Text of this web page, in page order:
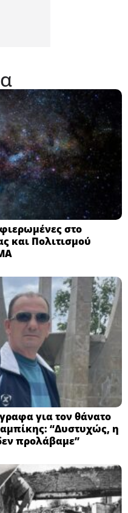
στο
και Πολιτισμού
για τον θάνατο
“Δυστυχώς, η
προλάβαμε”